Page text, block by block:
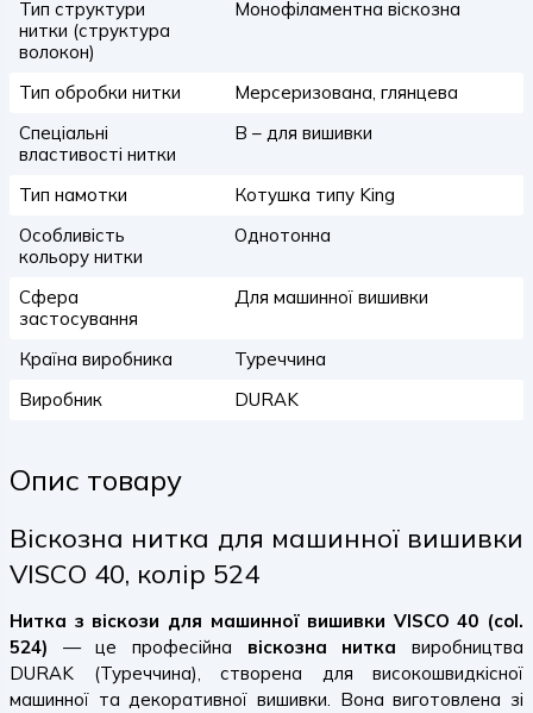
Тип структури
нитки (структура
волокон)
Монофіламентна віскозна
Тип обробки нитки
Мерсеризована, глянцева
Спеціальні
властивості нитки
B – для вишивки
Тип намотки
Котушка типу King
Особливість
кольору нитки
Однотонна
Сфера
застосування
Для машинної вишивки
Країна виробника
Туреччина
Виробник
DURAK
Опис товару
Віскозна нитка для машинної вишивки
VISCO 40, колір 524
Нитка з віскози для машинної вишивки VISCO 40 (col.
524) — це професійна віскозна ниткавиробництва
DURAK (Туреччина), створена для високошвидкісної
машинної та декоративної вишивки. Вона виготовлена зі